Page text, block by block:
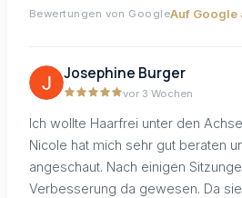
Bewertungen von GoogleAuf Google
Josephine Burger
vor 3 Wochen
Ich wollte Haarfrei unter den
Nicole hat mich sehr gut beraten
angeschaut. Nach einigen
Verbesserung da gewesen. Da